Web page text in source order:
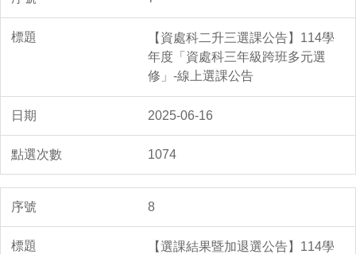
【資處科二升三選課公告】114學
年度「資處科三年級跨班多元選
修」-線上選課公告
2025-06-16
1074
8
【選課結果暨加退選公告】114學